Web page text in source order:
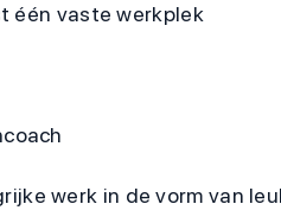
één vaste werkplek
werk in de vorm van